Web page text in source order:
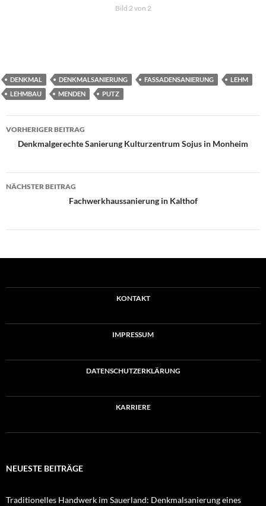
Bild 2 von 2
DENKMAL DENKMALSANIERUNG FASSADENSANIERUNG
LEHM
LEHMBAU
MENDEN PUTZ
Beitragsnavigation
VORHERIGER BEITRAG
Denkmalgerechte Sanierung Kulturzentrum Sojus in Monheim
NÄCHSTER BEITRAG
Fachwerkhaussanierung in Kalthof
KONTAKT
IMPRESSUM
DATENSCHUTZERKLÄRUNG
KARRIERE
NEUESTE BEITRÄGE
Traditionelles Handwerk im Sauerland: Denkmalsanierung eines